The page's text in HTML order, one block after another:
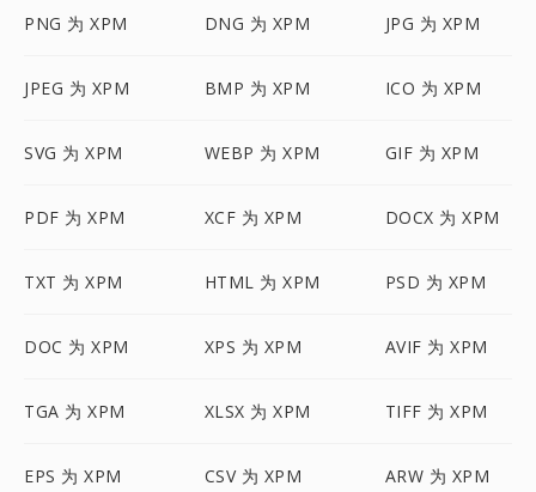
PNG 为 XPM DNG 为 XPM JPG 为 XPM
JPEG 为 XPM BMP 为 XPM ICO 为 XPM
SVG 为 XPM WEBP 为 XPM GIF 为 XPM
PDF 为 XPM XCF 为 XPM DOCX 为 XPM
TXT 为 XPM HTML 为 XPM PSD 为 XPM
DOC 为 XPM XPS 为 XPM AVIF 为 XPM
TGA 为 XPM XLSX 为 XPM TIFF 为 XPM
EPS 为 XPM CSV 为 XPM ARW 为 XPM